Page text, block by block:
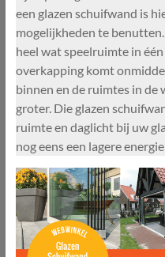
een glazen schuifwand is
mogelijkheden te
heel wat speelruimte in
overkapping komt
binnen en de ruimtes in de
groter. Die glazen
ruimte en daglicht bij uw
nog eens een lagere